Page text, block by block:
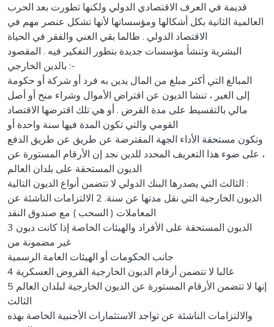
قديمة في العرف الاقتصادي الدولي ولكنها تطورت بعد الحرب
العالمية الثانية بكل أشكالها ومؤسساتها لأنها تشكل عنصر مهم في
الاقتصاد الدولي . طالما بقي الغني والفقر في الحياة
البشرية وتنشأ مؤسسات جديدة بتطور التفكير فيه . المقصود
بالدين الخارجي :-
المبالغ التي أكثر مبلغ من المال يدين به فرد أو شركة أو حكومة
إلى الغير ، تنشا الديون عن اقتراض الأموال وشراء منح أو أصل
مالي بالتقسيط على مدة القرض . أو هي تلك اقترضها الاقتصاد
القومي والتي تكون المدة فيها سنة واحدة أو
وتكون مستحقة الأداء الجهة المقترضة عن طريق عن طريق الدفع
، على ضوء هذا التعريف المحدد للدين نجد إن الأرقام المستورة عن
الديون المستحقة على بلدان العالم
الثالث التي يصدرها البنك الدولي لا تتضمن أنواع الديون التالية :
الديون الخارجية التي نقل مدتها عن سنة. 2 الالتزامات الناشئة عن
المعاملات ( السحب ) مع صندوق النقد
3 الديون المستحقة على الأفراد والهيئات الخاصة إذا كانت ديون
غير مضمونة من
جانب الحكومات أو الهيئات العامة الرسمية
4 غالبا لا تتضمن أرقام الديون الخارجية القروض العسكرية
5 إنها لا تتضمن الأرقام المستورة عن الديون الخارجية لبلدان العالم
الثالث
والالتزامات الناشئة عن تواجد الاستثمارات الأجنبية الخاصة بهذه